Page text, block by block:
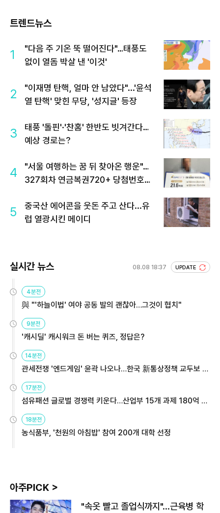
트렌드뉴스
1
"다음 주 기온 뚝 떨어진다"…태풍도
없이 열돔 박살 낸 '이것'
2
"이재명 탄핵, 얼마 안 남았다"...'윤석
열 탄핵' 맞힌 무당, '성지글' 등장
3
태풍 '돌핀'·'찬홈' 한반도 빗겨간다…
예상 경로는?
4
"서울 여행하는 꿈 뒤 찾아온 행운"…
327회차 연금복권720+ 당첨번호조
5
중국산 에어콘을 웃돈 주고 산다...유
럽 열광시킨 메이디
실시간 뉴스 08.08 18:37 UPDATE
4분전
與 "'하늘이법' 여야 공동 발의 괜찮아…그것이 협치"
9분전
'캐시딜' 캐시워크 돈 버는 퀴즈, 정답은?
14분전
관세전쟁 '엔드게임' 윤곽 나오나…한국 新통상정책 교두보 활
17분전
섬유패션 글로벌 경쟁력 키운다…산업부 15개 과제 180억 지
18분전
농식품부, '천원의 아침밥' 참여 200개 대학 선정
아주PICK >
"속옷 빨고 졸업식까지"…근육병 학